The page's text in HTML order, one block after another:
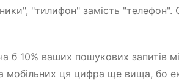
"тилифон" замість
б 10% ваших пошукових запитів
мобільних ця цифра ще вища, бо